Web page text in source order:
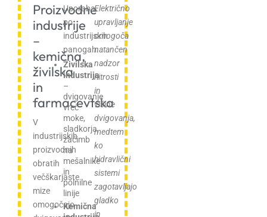
Proizvodne
industrije
–
kemična,
živilska
in
farmacevtska
V
industrijskih
proizvodnih
obratih
večškarjaste
mize
omogočajo
Uporaba
po
industrijskih
panogah:
Živilska
industrija
–
dvigovanje
vreč
moke,
sladkorja,
začimb
na
mešalnike
in
polnilne
linije
Kemična
Električno
upravljanje
omogoča
natančen
nadzor
hitrosti
in
višine
dvigovanja,
medtem
ko
hidravlični
sistemi
zagotavljajo
gladko
in